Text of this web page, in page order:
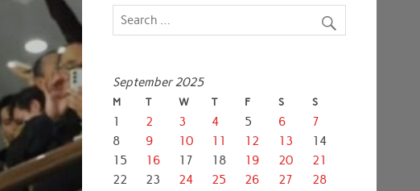
September 2025
M T W T F S S
1 2 3 4 5 6
7
8
9 10 11 12 13
14
15
16 17 18 19 20
21
22
23 24 25 26 27
28